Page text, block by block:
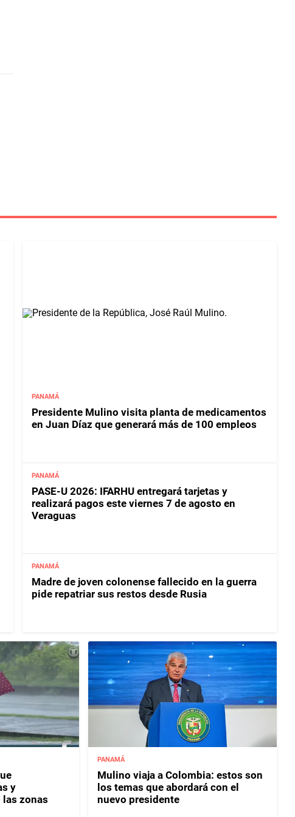
PANAMÁ
Presidente Mulino visita planta de medicamentos
en Juan Díaz que generará más de 100 empleos
PANAMÁ
PASE-U 2026: IFARHU entregará tarjetas y
realizará pagos este viernes 7 de agosto en
Veraguas
PANAMÁ
Madre de joven colonense fallecido en la guerra
pide repatriar sus restos desde Rusia
y
las zonas
PANAMÁ
Mulino viaja a Colombia: estos son
los temas que abordará con el
nuevo presidente